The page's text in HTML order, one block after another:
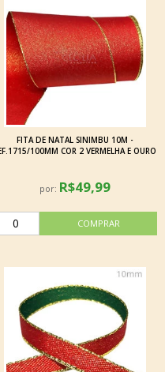
FITA DE NATAL SINIMBU 10M -
100MM COR 2 VERMELHA E OURO
por: R$49,99